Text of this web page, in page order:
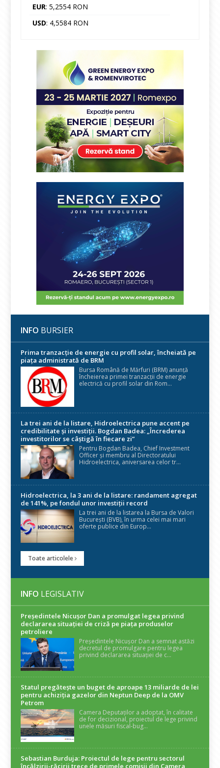
EUR: 5,2554 RON
USD: 4,5584 RON
INFO BURSIER
Prima tranzacție de energie cu profil solar, încheiată pe
piața administrată de BRM
Bursa Română de Mărfuri (BRM) anunță
încheierea primei tranzacții de energie
electrică cu profil solar din Rom...
La trei ani de la listare, Hidroelectrica pune accent pe
credibilitate și investiții. Bogdan Badea: „Încrederea
investitorilor se câștigă în fiecare zi”
Pentru Bogdan Badea, Chief Investment
Officer și membru al Directoratului
Hidroelectrica, aniversarea celor tr...
Hidroelectrica, la 3 ani de la listare: randament agregat
de 141%, pe fondul unor investiții record
La trei ani de la listarea la Bursa de Valori
București (BVB), în urma celei mai mari
oferte publice din Europ...
Toate articolele
INFO LEGISLATIV
Președintele Nicuşor Dan a promulgat legea privind
declararea situaţiei de criză pe piaţa produselor
petroliere
Președintele Nicușor Dan a semnat astăzi
decretul de promulgare pentru legea
privind declararea situației de c...
Statul pregătește un buget de aproape 13 miliarde de lei
pentru achiziția gazelor din Neptun Deep de la OMV
Petrom
Camera Deputaților a adoptat, în calitate
de for decizional, proiectul de lege privind
unele măsuri fiscal-bug...
Sebastian Burduja: Proiectul de lege pentru sectorul